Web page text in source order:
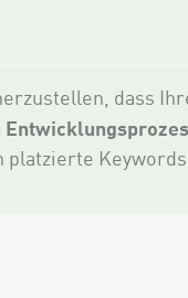
dass